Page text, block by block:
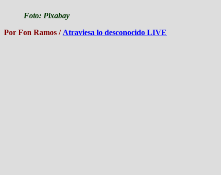
Foto: Pixabay
Por Fon Ramos / Atraviesa lo desconocido LIVE